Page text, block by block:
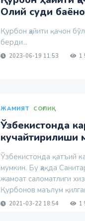
Олий суди
Қурбон ҳайити қачон
берди...
2023-06-19 11:53 1
ЖАМИЯТ СОҒЛИҚ
Ўзбекистонда
кучайтирилиши
Ўзбекистонда қатъий
мумкин. Бу ҳақда
жамоат саломатлиги
Қурбонов маълум
2021-03-22 18:54 1